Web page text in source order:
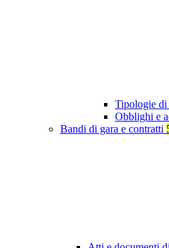
Tipologie
Obblighi e
Bandi di gara e contratti